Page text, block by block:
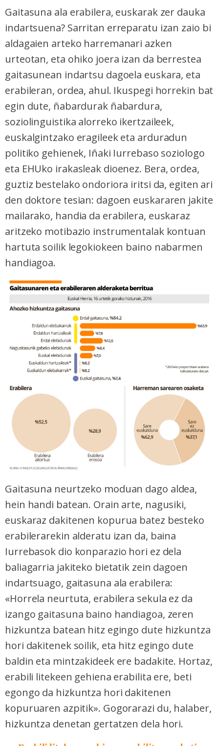
Gaitasuna ala erabilera, euskarak zer dauka
indartsuena? Sarritan erreparatu izan zaio bi
aldagaien arteko harremanari azken
urteotan, eta ohiko joera izan da berrestea
gaitasunean indartsu dagoela euskara, eta
erabileran, ordea, ahul. Ikuspegi horrekin bat
egin dute, ñabardurak ñabardura,
soziolinguistika alorreko ikertzaileek,
euskalgintzako eragileek eta arduradun
politiko gehienek, Iñaki Iurrebaso soziologo
eta EHUko irakasleak dioenez. Bera, ordea,
guztiz bestelako ondoriora iritsi da, egiten ari
den doktore tesian: dagoen euskararen jakite
mailarako, handia da erabilera, euskaraz
aritzeko motibazio instrumentalak kontuan
hartuta soilik legokiokeen baino nabarmen
handiagoa.
Gaitasuna neurtzeko moduan dago aldea,
hein handi batean. Orain arte, nagusiki,
euskaraz dakitenen kopurua batez besteko
erabilerarekin alderatu izan da, baina
Iurrebasok dio konparazio hori ez dela
baliagarria jakiteko bietatik zein dagoen
indartsuago, gaitasuna ala erabilera:
«Horrela neurtuta, erabilera sekula ez da
izango gaitasuna baino handiagoa, zeren
hizkuntza batean hitz egingo dute hizkuntza
hori dakitenek soilik, eta hitz egingo dute
baldin eta mintzakideek ere badakite. Hortaz,
erabili litekeen gehiena erabilita ere, beti
egongo da hizkuntza hori dakitenen
kopuruaren azpitik». Gogorarazi du, halaber,
hizkuntza denetan gertatzen dela hori.